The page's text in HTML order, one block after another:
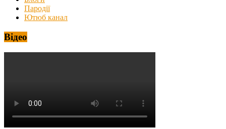
Пародії
Ютюб канал
Відео